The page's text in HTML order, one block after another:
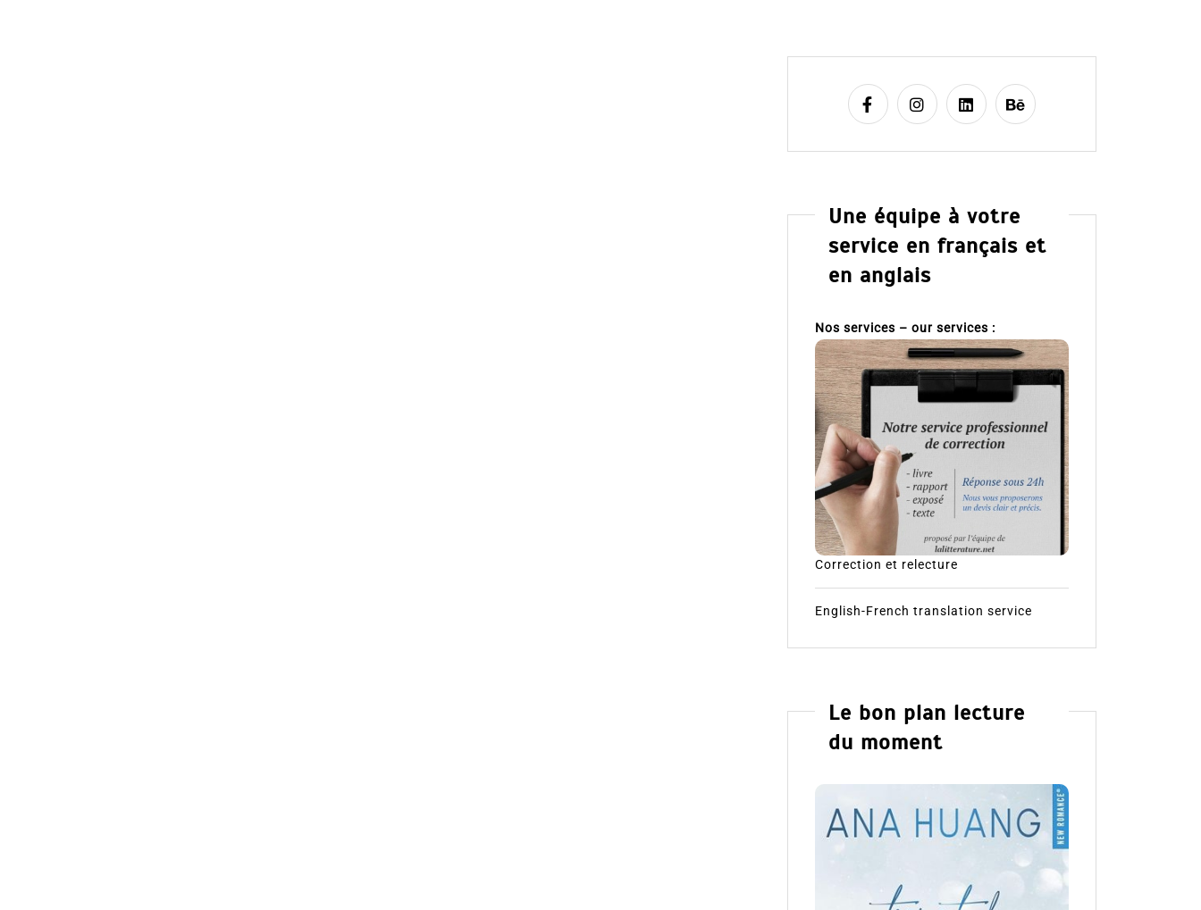
Une équipe à votre
service en français et
en anglais
Nos services – our services :
Correction et relecture
English-French translation service
Le bon plan lecture
du moment